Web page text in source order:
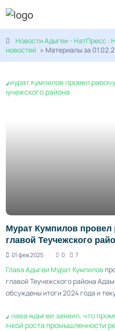
Новости Адыгеи - НатПресс :
новостей » Материалы за
Мурат Кумпилов провел
главой Теучежского
01 фев 2025 0 7
Глава Адыгеи Мурат Кумпилов
главой Теучежского района
обсуждены итоги 2024 года и